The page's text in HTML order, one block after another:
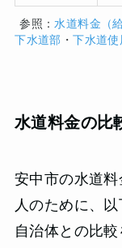
参照：水道料金（
下水道部 ・下水道
水道料金の比
安中市の水道
人のために、
自治体との比較